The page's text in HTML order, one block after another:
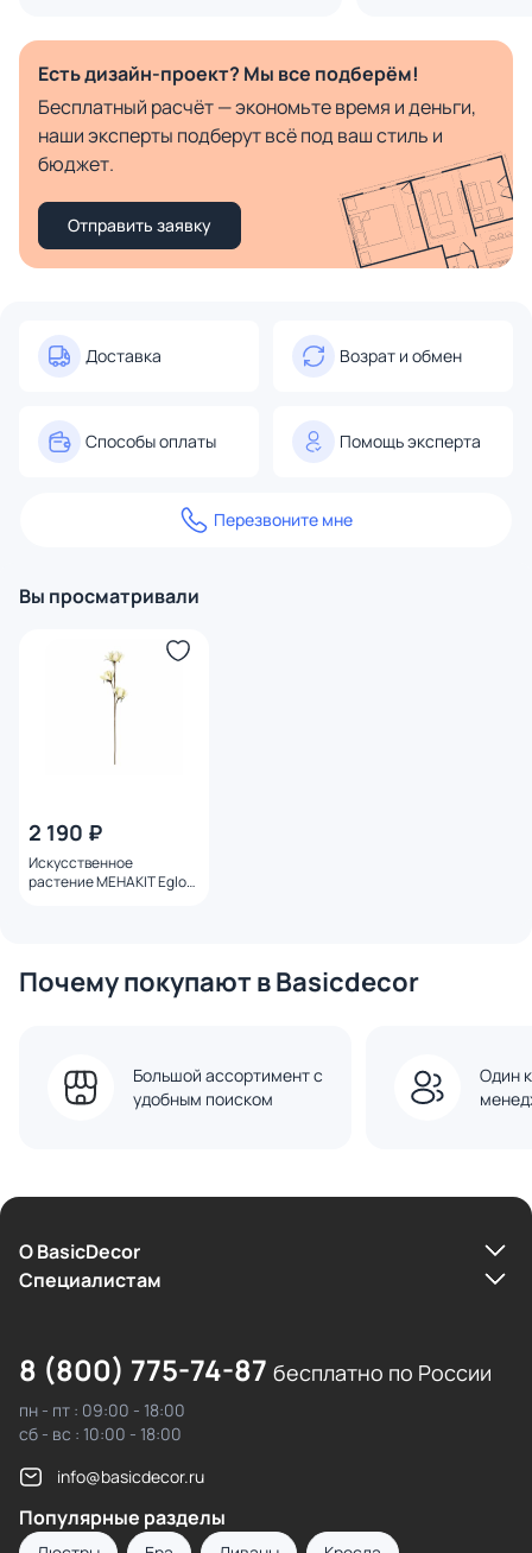
Есть дизайн-проект? Мы все подберём!
Бесплатный расчёт — экономьте время и деньги,
наши эксперты подберут всё под ваш стиль и
бюджет.
Отправить заявку
Доставка Возрат и обмен
Способы оплаты Помощь эксперта
Перезвоните мне
Вы просматривали
2 190 ₽
Искусственное
растение MEHAKIT Eglo
Почему покупают в Basicdecor
Большой ассортимент с
удобным поиском
Один
О BasicDecor
Cпециалистам
8 (800) 775-74-87 бесплатно по России
пн - пт : 09:00 - 18:00
сб - вс : 10:00 - 18:00
info@basicdecor.ru
Популярные разделы